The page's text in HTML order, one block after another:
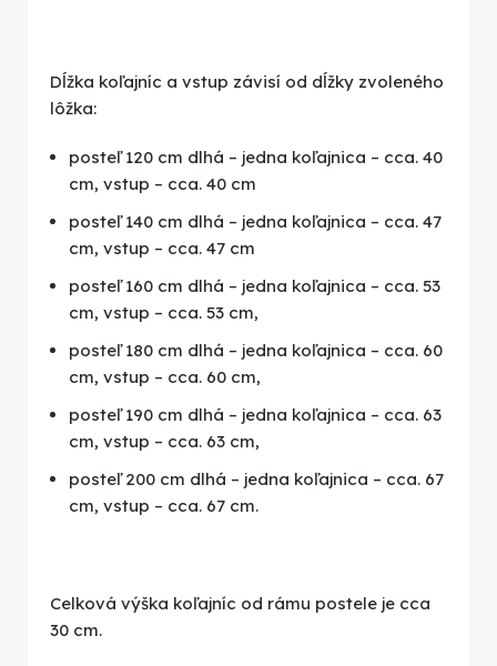
Dĺžka koľajníc a vstup závisí od dĺžky zvoleného
lôžka:
posteľ 120 cm dlhá – jedna koľajnica – cca. 40
cm, vstup – cca. 40 cm
posteľ 140 cm dlhá – jedna koľajnica – cca. 47
cm, vstup – cca. 47 cm
posteľ 160 cm dlhá – jedna koľajnica – cca. 53
cm, vstup – cca. 53 cm,
posteľ 180 cm dlhá – jedna koľajnica – cca. 60
cm, vstup – cca. 60 cm,
posteľ 190 cm dlhá – jedna koľajnica – cca. 63
cm, vstup – cca. 63 cm,
posteľ 200 cm dlhá – jedna koľajnica – cca. 67
cm, vstup – cca. 67 cm.
Celková výška koľajníc od rámu postele je cca
30 cm.